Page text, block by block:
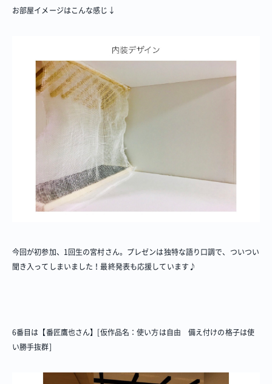
お部屋イメージはこんな感じ↓
今回が初参加、1回生の宮村さん。プレゼンは独特な語り口調で、ついつい
聞き入ってしまいました！最終発表も応援しています♪
6番目は【番匠鷹也さん】[仮作品名：使い方は自由 備え付けの格子は使
い勝手抜群]